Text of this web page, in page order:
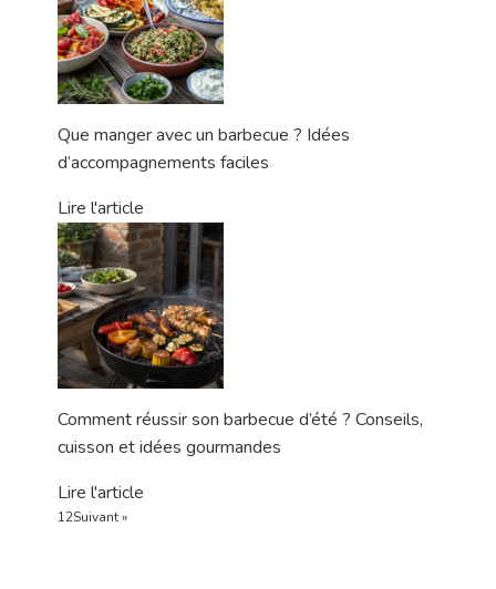
Que manger avec un barbecue ? Idées
d’accompagnements faciles
Lire l'article
Comment réussir son barbecue d’été ? Conseils,
cuisson et idées gourmandes
Lire l'article
12Suivant »